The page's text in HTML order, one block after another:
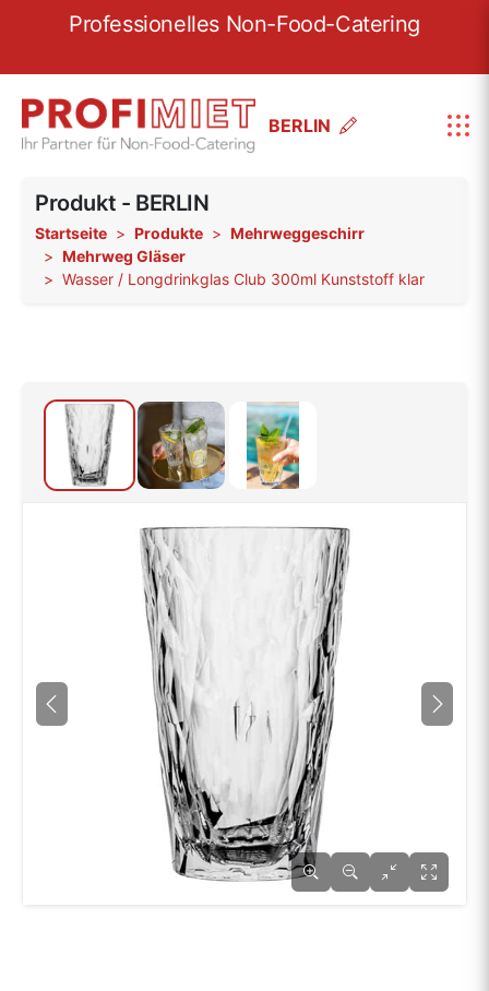
Professionelles Non-Food-Catering
BERLIN
Produkt - BERLIN
Startseite Produkte
Mehrweggeschirr
Mehrweg Gläser
Wasser / Longdrinkglas Club 300ml Kunststoff klar